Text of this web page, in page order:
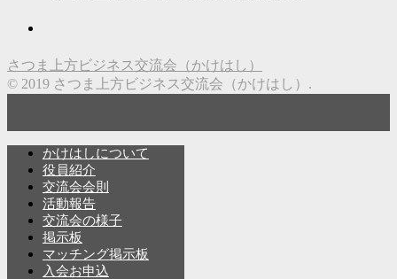
さつま上方ビジネス交流会（かけはし）
© 2019 さつま上方ビジネス交流会（かけはし）.
かけはしについて
役員紹介
交流会会則
活動報告
交流会の様子
掲示板
マッチング掲示板
入会お申込